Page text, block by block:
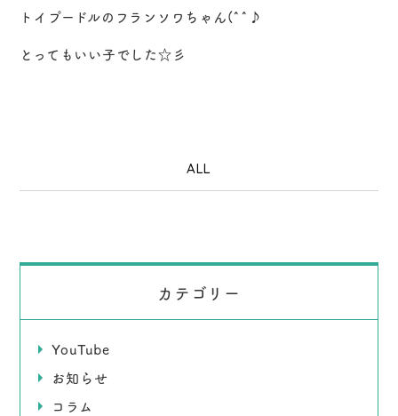
トイプードルのフランソワちゃん(^^♪
とってもいい子でした☆彡
ALL
カテゴリー
YouTube
お知らせ
コラム